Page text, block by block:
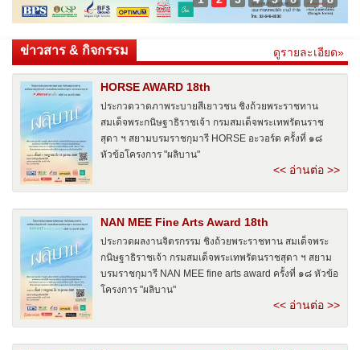
ข่าวสาร & กิจกรรม ดูรายละเอียด»
HORSE AWARD 18th
ประกวดวาดภาพระบายสีเยาวชน ชิงถ้วยพระราชทาน
สมเด็จพระกนิษฐาธิราชเจ้า กรมสมเด็จพระเทพรัตนราช
สุดา ฯ สยามบรมราชกุมารี HORSE อะวอร์ด ครั้งที่ ๑๘
หัวข้อโครงการ "ผลิบาน"
<< อ่านต่อ >>
NAN MEE Fine Arts Award 18th
ประกวดผลงานจิตรกรรม ชิงถ้วยพระราชทาน สมเด็จพระ
กนิษฐาธิราชเจ้า กรมสมเด็จพระเทพรัตนราชสุดา ฯ สยาม
บรมราชกุมารี NAN MEE fine arts award ครั้งที่ ๑๘ หัวข้อ
โครงการ "ผลิบาน"
<< อ่านต่อ >>